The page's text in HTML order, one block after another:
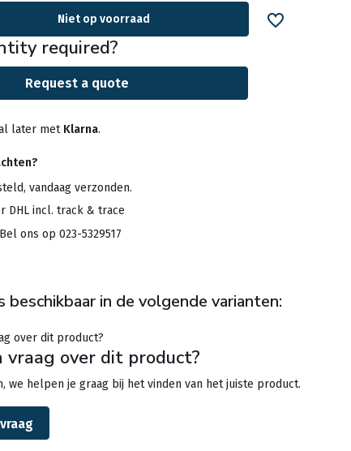
Niet op voorraad
required?
Request a quote
later met Klarna.
vandaag verzonden.
DHL incl. track & trace
ons op 023-5329517
beschikbaar in de volgende varianten:
vraag over dit product?
we helpen je graag bij het vinden van het juiste product.